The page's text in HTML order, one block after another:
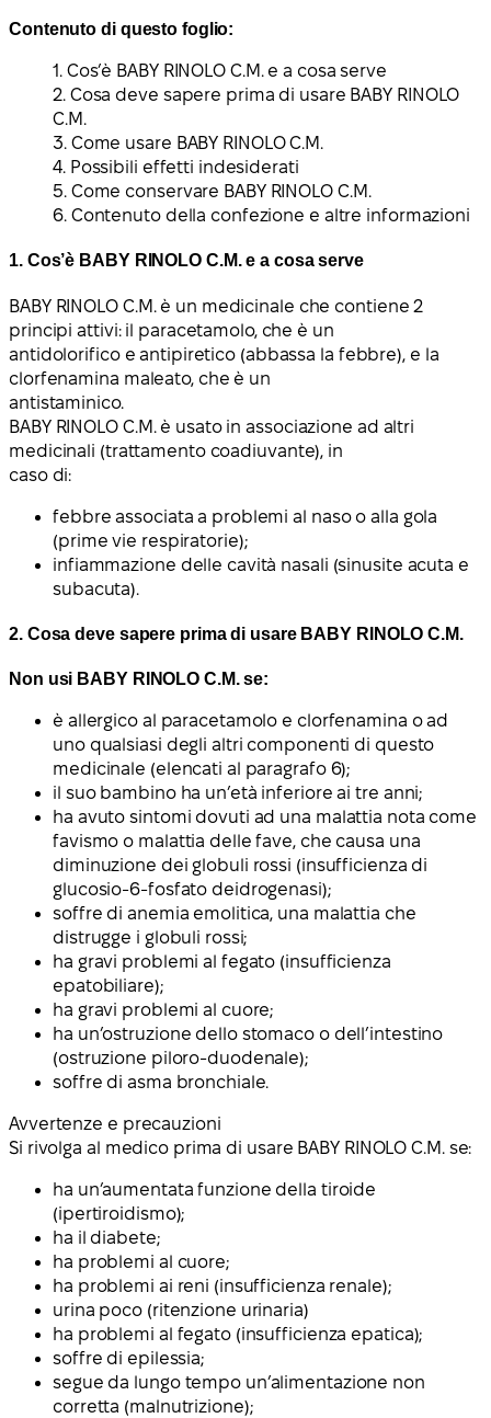
Contenuto di questo foglio:
1. Cos’è BABY RINOLO C.M. e a cosa serve
2. Cosa deve sapere prima di usare BABY RINOLO
C.M.
3. Come usare BABY RINOLO C.M.
4. Possibili effetti indesiderati
5. Come conservare BABY RINOLO C.M.
6. Contenuto della confezione e altre informazioni
1. Cos’è BABY RINOLO C.M. e a cosa serve
BABY RINOLO C.M. è un medicinale che contiene 2
principi attivi: il paracetamolo, che è un
antidolorifico e antipiretico (abbassa la febbre), e la
clorfenamina maleato, che è un
antistaminico.
BABY RINOLO C.M. è usato in associazione ad altri
medicinali (trattamento coadiuvante), in
caso di:
febbre associata a problemi al naso o alla gola
(prime vie respiratorie);
infiammazione delle cavità nasali (sinusite acuta e
subacuta).
2. Cosa deve sapere prima di usare BABY RINOLO C.M.
Non usi BABY RINOLO C.M. se:
è allergico al paracetamolo e clorfenamina o ad
uno qualsiasi degli altri componenti di questo
medicinale (elencati al paragrafo 6);
il suo bambino ha un’età inferiore ai tre anni;
ha avuto sintomi dovuti ad una malattia nota come
favismo o malattia delle fave, che causa una
diminuzione dei globuli rossi (insufficienza di
glucosio-6-fosfato deidrogenasi);
soffre di anemia emolitica, una malattia che
distrugge i globuli rossi;
ha gravi problemi al fegato (insufficienza
epatobiliare);
ha gravi problemi al cuore;
ha un’ostruzione dello stomaco o dell’intestino
(ostruzione piloro-duodenale);
soffre di asma bronchiale.
Avvertenze e precauzioni
Si rivolga al medico prima di usare BABY RINOLO C.M. se:
ha un’aumentata funzione della tiroide
(ipertiroidismo);
ha il diabete;
ha problemi al cuore;
ha problemi ai reni (insufficienza renale);
urina poco (ritenzione urinaria)
ha problemi al fegato (insufficienza epatica);
soffre di epilessia;
segue da lungo tempo un’alimentazione non
corretta (malnutrizione);